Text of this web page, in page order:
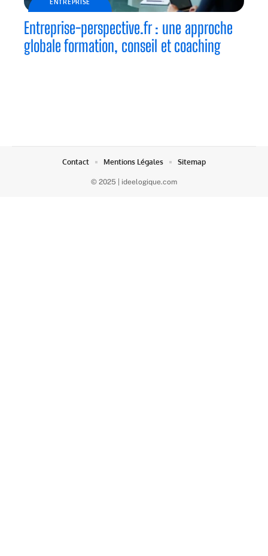
ENTREPRISE
Entreprise-perspective.fr : une approche
globale formation, conseil et coaching
© 2025 | ideelogique.com
Contact Mentions Légales Sitemap